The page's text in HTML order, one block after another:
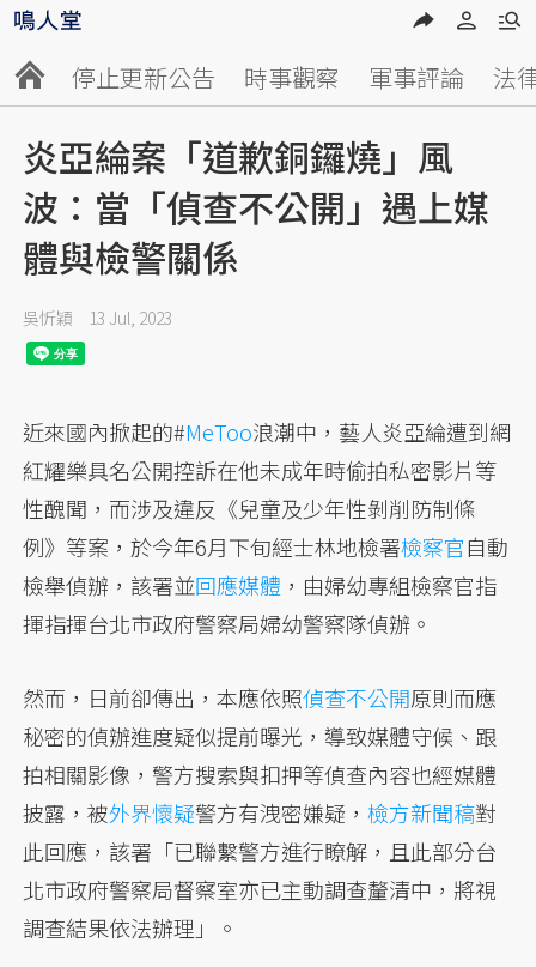
停止更新公告 時事觀察 軍事評論 法
炎亞綸案「道歉銅鑼燒」風
波：當「偵查不公開」遇上媒
體與檢警關係
吳忻穎 13 Jul, 2023
近來國內掀起的#MeToo浪潮中，藝人炎亞綸遭到網
紅耀樂具名公開控訴在他未成年時偷拍私密影片等
性醜聞，而涉及違反《兒童及少年性剝削防制條
例》等案，於今年6月下旬經士林地檢署檢察官自動
檢舉偵辦，該署並回應媒體 ，由婦幼專組檢察官指
揮指揮台北市政府警察局婦幼警察隊偵辦。
然而，日前卻傳出，本應依照偵查不公開原則而應
秘密的偵辦進度疑似提前曝光，導致媒體守候、跟
拍相關影像，警方搜索與扣押等偵查內容也經媒體
披露，被外界懷疑警方有洩密嫌疑，檢方新聞稿對
此回應，該署「已聯繫警方進行瞭解，且此部分台
北市政府警察局督察室亦已主動調查釐清中，將視
調查結果依法辦理」。